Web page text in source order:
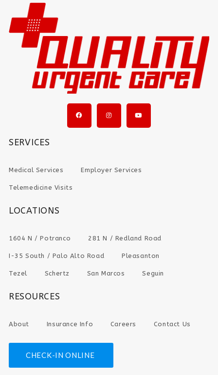
SERVICES
Medical Services Employer Services
Telemedicine Visits
LOCATIONS
1604 N / Potranco 281 N / Redland Road
I-35 South / Palo Alto Road Pleasanton
Tezel Schertz San Marcos Seguin
RESOURCES
About Insurance Info Careers Contact Us
CHECK-IN ONLINE